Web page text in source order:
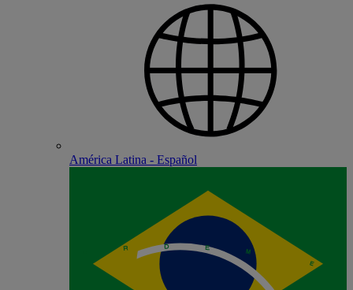
América Latina - Español